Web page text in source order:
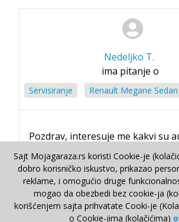
Nedeljko T.
ima pitanje o
Servisiranje Renault Megane
Pozdrav, interesuje me kakvi su
se tiče svega? U pitanju je 1.5 dci
godište?
17. Maj 2019.
Sajt Mojagaraza.rs koristi Cookie-je
dobro korisničko iskustvo, prikazao
reklame, i omogućio druge
mogao da obezbedi bez cookie-ja
korišćenjem sajta prihvatate Cooki-je
o Cookie-jima (kolačićima)